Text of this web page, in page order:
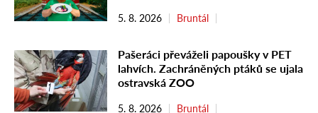
5. 8. 2026 Bruntál
Pašeráci převáželi papoušky v PET
lahvích. Zachráněných ptáků se ujala
ostravská ZOO
5. 8. 2026 Bruntál